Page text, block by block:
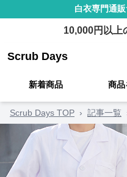
白衣専門通
10,000円以上
Scrub Days
新着商品 商品
Scrub Days TOP › 記事一覧